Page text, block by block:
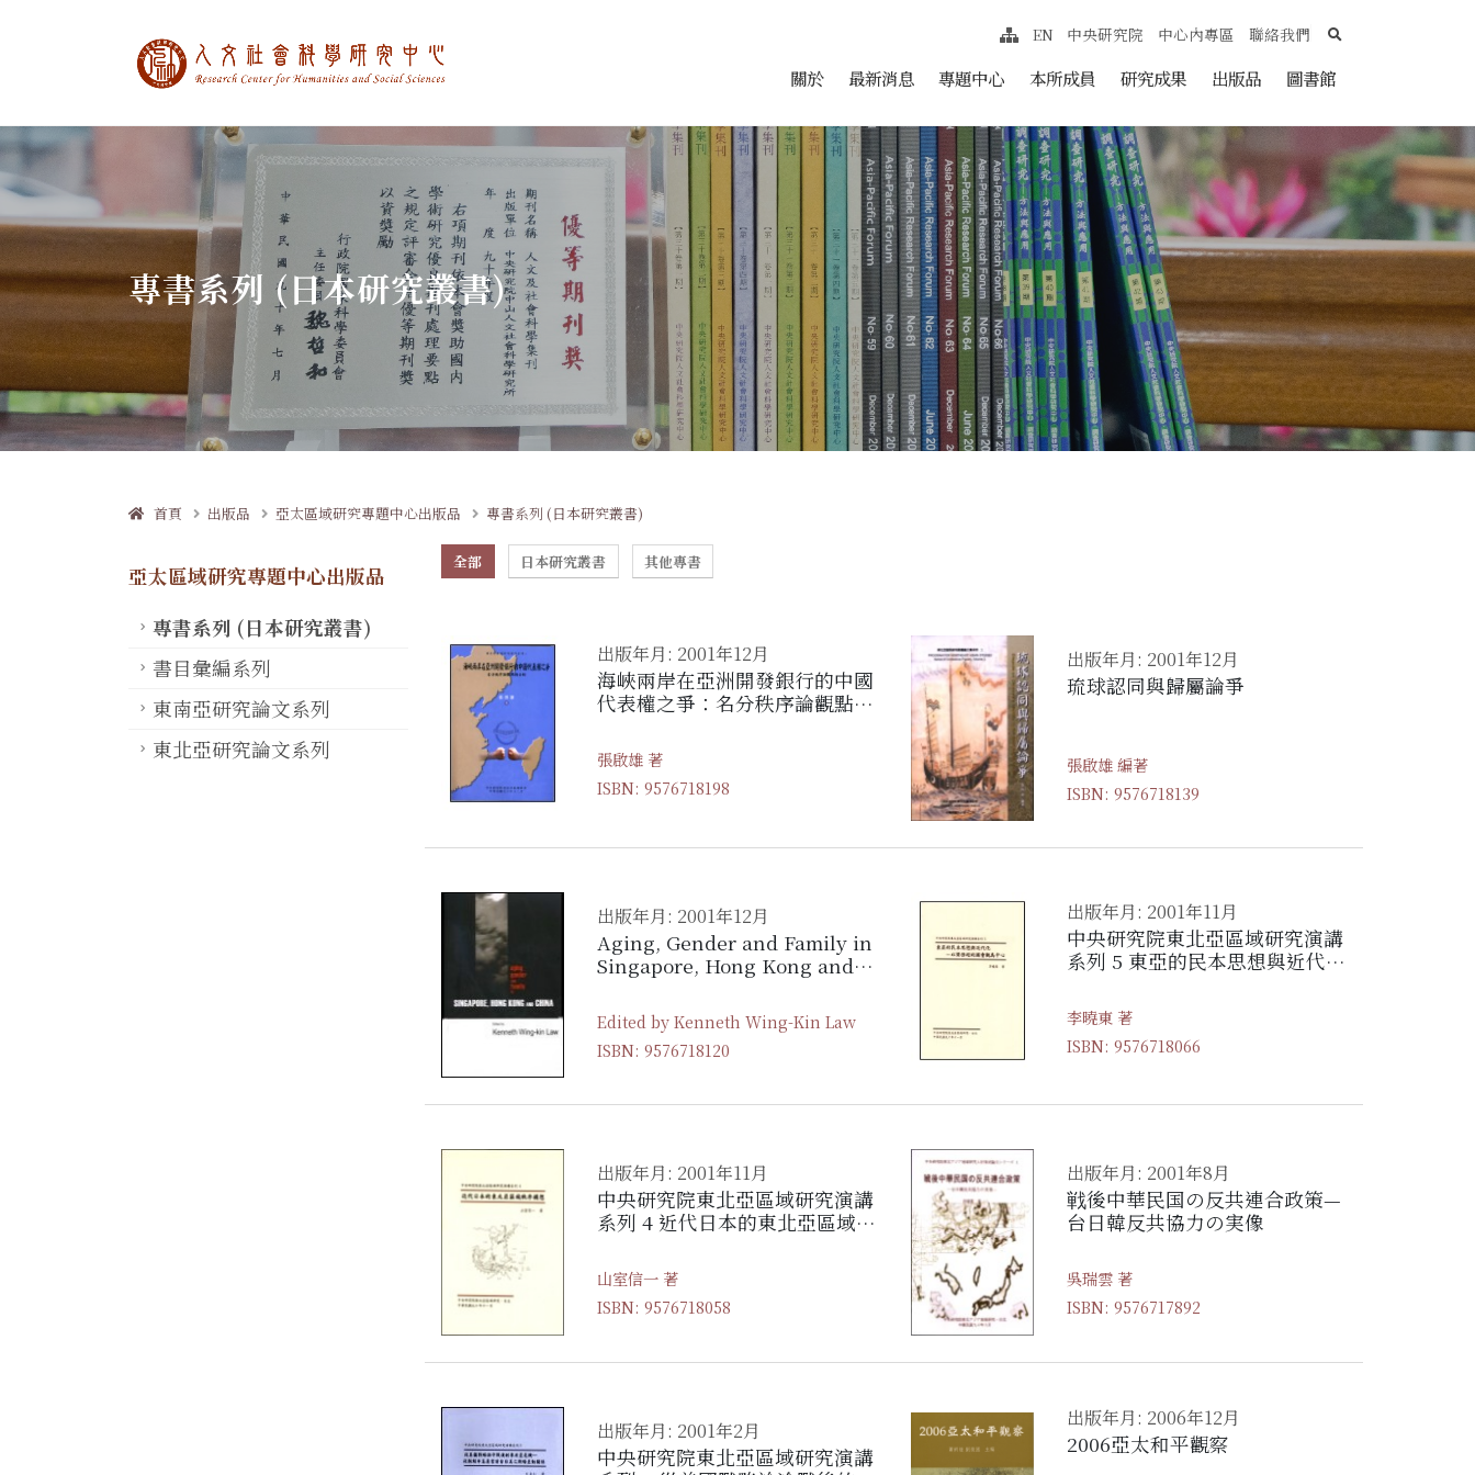
中央研究院人文社會科學研究中心 跳至中央區塊/Main Content
關於 最新消息 專題中心 本所成員 研究成果 出版品 圖書館
網站導覽
EN 中央研究院 中心內專區 聯絡我們 search
:::
專書系列 (日本研究叢書)
首頁 出版品 亞太區域研究專題中心出版品 專書系列 (日本研究叢書)
亞太區域研究專題中心出版品
專書系列 (日本研究叢書)
書目彙編系列
東南亞研究論文系列
東北亞研究論文系列
全部 日本研究叢書 其他專書
出版年月: 2001年12月
海峽兩岸在亞洲開發銀行的中國
代表權之爭：名分秩序論觀點的
張啟雄 著
ISBN: 9576718198
出版年月: 2001年12月
琉球認同與歸屬論爭
張啟雄 編著
ISBN: 9576718139
出版年月: 2001年12月
Aging, Gender and Family in
Singapore, Hong Kong and
Edited by Kenneth Wing-Kin Law
ISBN: 9576718120
出版年月: 2001年11月
中央研究院東北亞區域研究演講
系列 5 東亞的民本思想與近代化
李曉東 著
ISBN: 9576718066
出版年月: 2001年11月
中央研究院東北亞區域研究演講
系列 4 近代日本的東北亞區域秩
山室信一 著
ISBN: 9576718058
出版年月: 2001年8月
戦後中華民国の反共連合政策—
台日韓反共協力の実像
吳瑞雲 著
ISBN: 9576717892
出版年月: 2001年2月
中央研究院東北亞區域研究演講
出版年月: 2006年12月
2006亞太和平觀察